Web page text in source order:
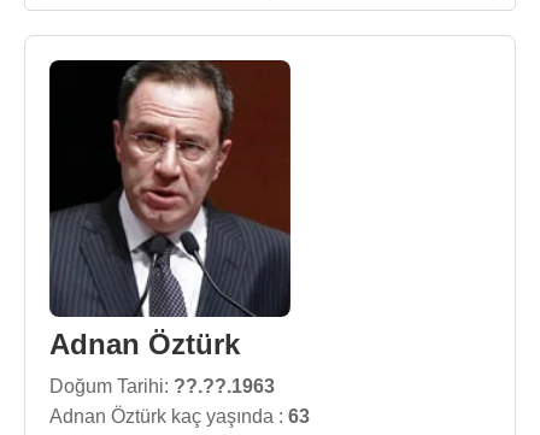
Adnan Öztürk
Doğum Tarihi: ??.??.1963
Adnan Öztürk kaç yaşında : 63